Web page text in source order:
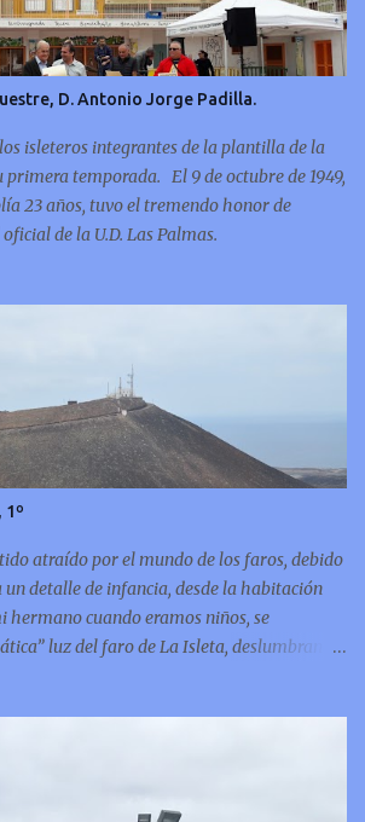
D. Antonio Jorge Padilla.
isleteros integrantes de la plantilla de la
primera temporada. El 9 de octubre de 1949,
23 años, tuvo el tremendo honor de
de la U.D. Las Palmas.
1º
atraído por el mundo de los faros, debido
detalle de infancia, desde la habitación
hermano cuando eramos niños, se
luz del faro de La Isleta, deslumbrando
del Faro, vista desde la Montaña